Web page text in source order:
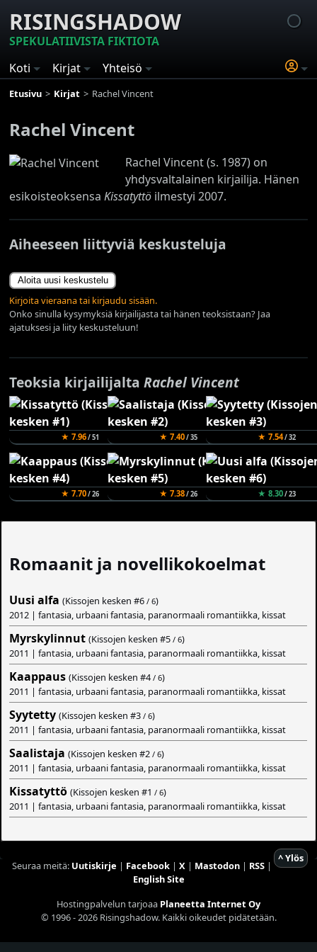
RISINGSHADOW
SPEKULATIIVISTA FIKTIOTA
Koti
Kirjat Yhteisö
Etusivu Kirjat Rachel Vincent
Rachel Vincent
Rachel Vincent (s. 1987) on
yhdysvaltalainen kirjailija. Hänen
esikoisteoksensaKissatyttö ilmestyi 2007.
Aiheeseen liittyviä keskusteluja
Aloita uusi keskustelu
Kirjoita vieraana tai kirjaudu sisään.
Onko sinulla kysymyksiä kirjailijasta tai hänen teoksistaan? Jaa
ajatuksesi ja liity keskusteluun!
Teoksia kirjailijaltaRachel Vincent
★ 7.96/ 51 ★ 7.40/ 35 ★ 7.54/ 32
★ 7.70/ 26 ★ 7.38/ 26 ★ 8.30/ 23
Romaanit ja novellikokoelmat
Uusi alfa (Kissojen kesken #6 / 6)
2012 | fantasia, urbaani fantasia, paranormaali romantiikka, kissat
Myrskylinnut (Kissojen kesken #5 / 6)
2011 | fantasia, urbaani fantasia, paranormaali romantiikka, kissat
Kaappaus (Kissojen kesken #4 / 6)
2011 | fantasia, urbaani fantasia, paranormaali romantiikka, kissat
Syytetty (Kissojen kesken #3 / 6)
2011 | fantasia, urbaani fantasia, paranormaali romantiikka, kissat
Saalistaja (Kissojen kesken #2 / 6)
2011 | fantasia, urbaani fantasia, paranormaali romantiikka, kissat
Kissatyttö (Kissojen kesken #1 / 6)
2011 | fantasia, urbaani fantasia, paranormaali romantiikka, kissat
^ Ylös
Seuraa meitä: Uutiskirje | Facebook| X| Mastodon| RSS|
English Site
Hostingpalvelun tarjoaa Planeetta Internet Oy
© 1996 - 2026 Risingshadow. Kaikki oikeudet pidätetään.